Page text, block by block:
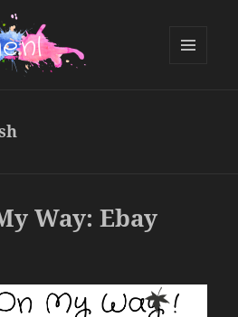
Way: Ebay